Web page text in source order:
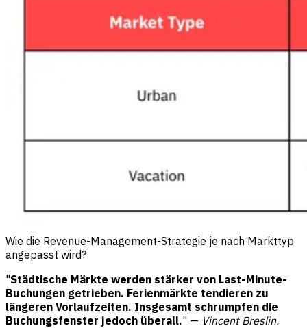
Wie die Revenue-Management-Strategie je nach Markttyp
angepasst wird?
"Städtische Märkte werden stärker von Last-Minute-
Buchungen getrieben. Ferienmärkte tendieren zu
längeren Vorlaufzeiten. Insgesamt schrumpfen die
Buchungsfenster jedoch überall." — Vincent Breslin.